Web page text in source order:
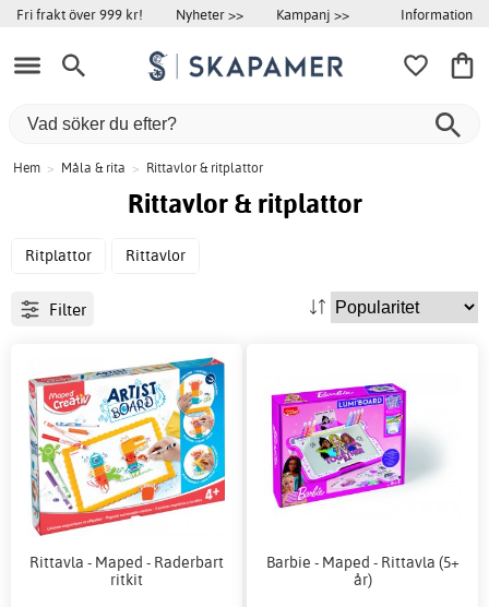
Fri frakt över 999 kr! Nyheter >> Kampanj >> Information
Hem > Måla & rita > Rittavlor & ritplattor
Rittavlor & ritplattor
Ritplattor Rittavlor
Filter
Rittavla - Maped - Raderbart
ritkit
Barbie - Maped - Rittavla (5+
år)